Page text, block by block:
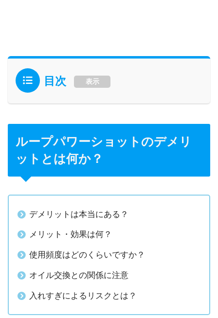
目次 表示
ループパワーショットのデメリ
ットとは何か？
デメリットは本当にある？
メリット・効果は何？
使用頻度はどのくらいですか？
オイル交換との関係に注意
入れすぎによるリスクとは？